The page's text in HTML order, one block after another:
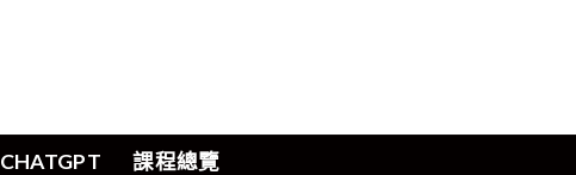
CHATGPT 課程總覽